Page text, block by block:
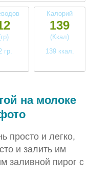
гр.
Калорий
139
(Ккал)
139 ккал.
на молоке
просто и легко,
и залить им
заливной пирог с